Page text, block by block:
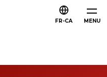
MENU
FR-CA